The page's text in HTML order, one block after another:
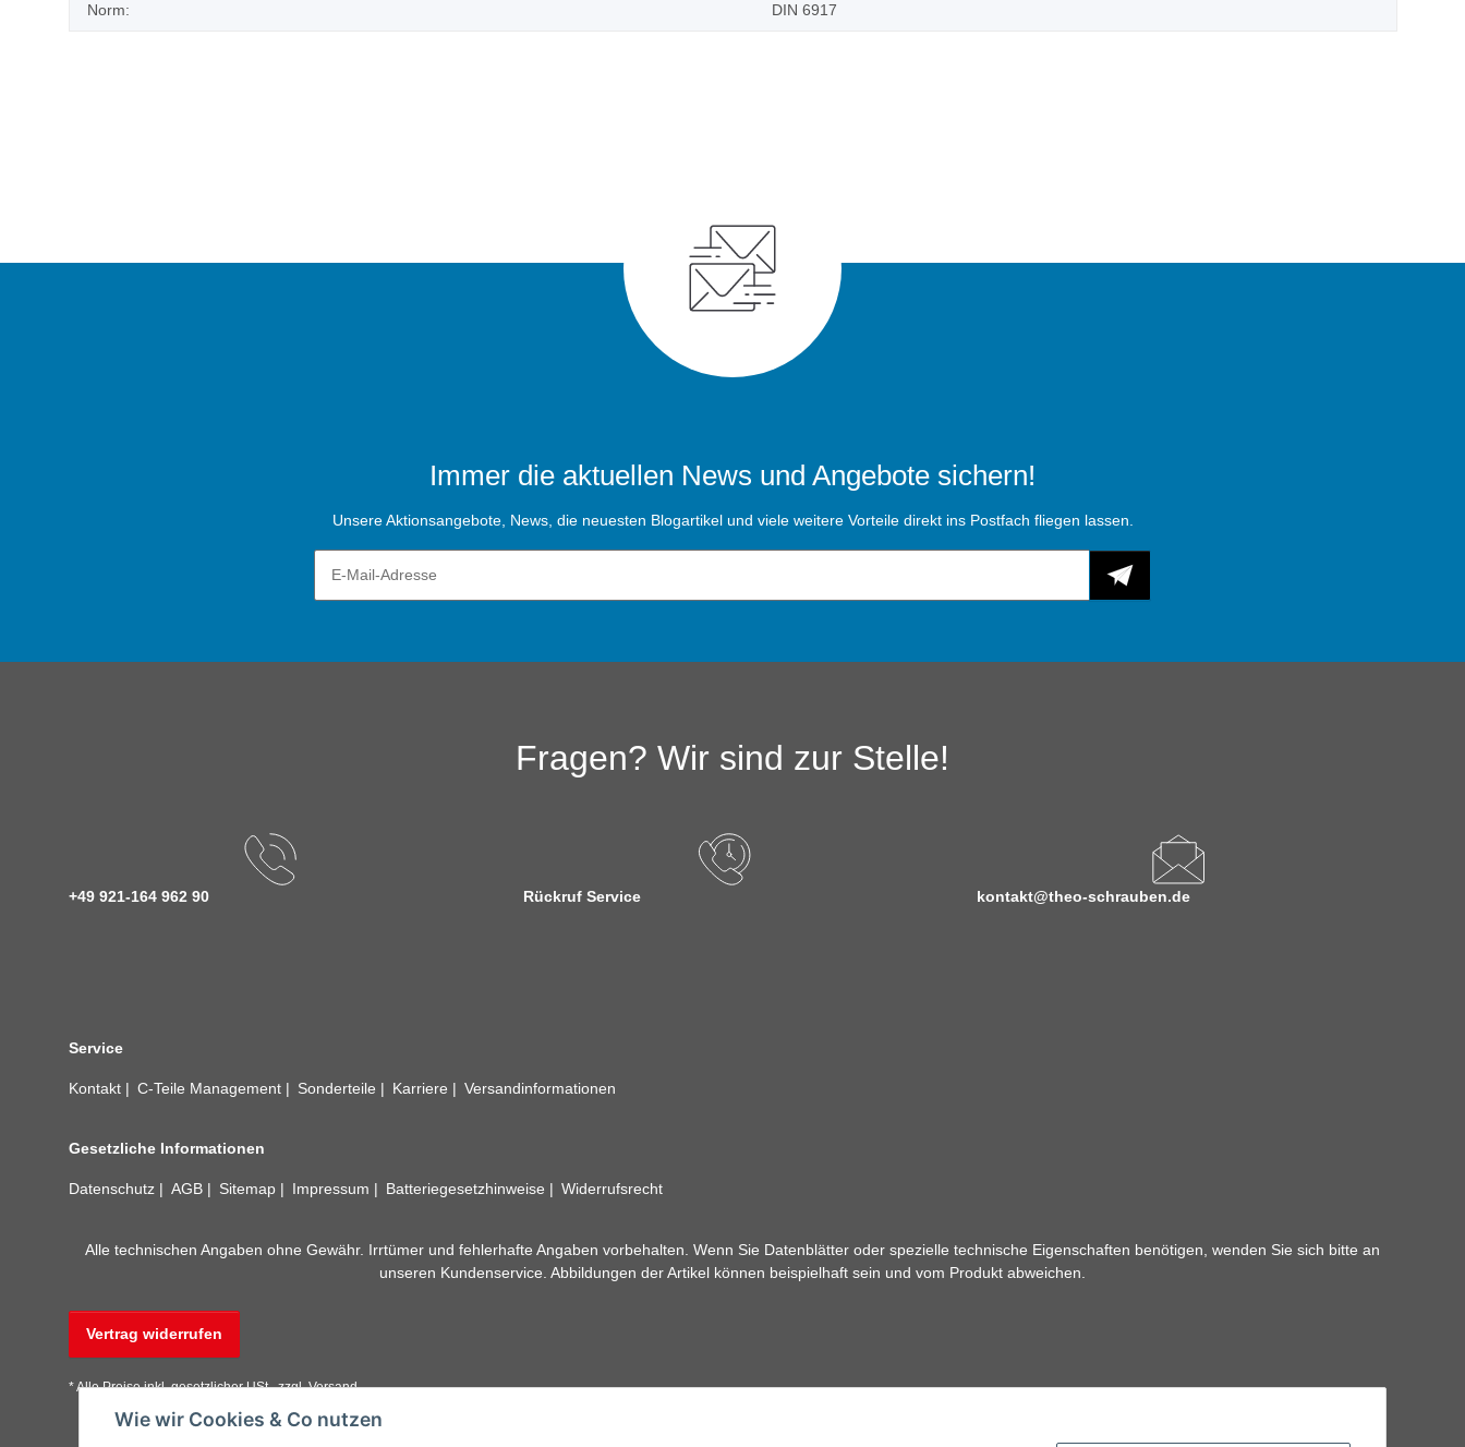
Wie wir Cookies & Co nutzen
Norm: DIN 6917
Immer die aktuellen News und Angebote sichern!
Unsere Aktionsangebote, News, die neuesten Blogartikel und viele weitere Vorteile direkt ins Postfach fliegen lassen.
Fragen? Wir sind zur Stelle!
+49 921-164 962 90 Rückruf Service kontakt@theo-schrauben.de
Service
Kontakt C-Teile Management Sonderteile Karriere Versandinformationen
Gesetzliche Informationen
Datenschutz AGB Sitemap Impressum Batteriegesetzhinweise Widerrufsrecht
Alle technischen Angaben ohne Gewähr. Irrtümer und fehlerhafte Angaben vorbehalten. Wenn Sie Datenblätter oder spezielle technische Eigenschaften benötigen, wenden Sie sich bitte an
unseren Kundenservice. Abbildungen der Artikel können beispielhaft sein und vom Produkt abweichen.
Vertrag widerrufen
* Alle Preise inkl. gesetzlicher USt., zzgl.Versand